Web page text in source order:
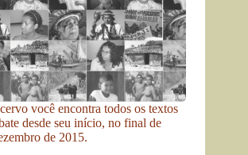
você encontra todos os textos
desde seu início, no final de
de 2015.